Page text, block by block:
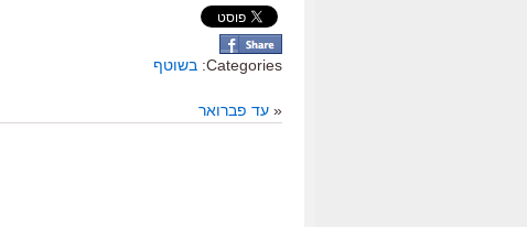
Categories: בשוטף
« עד פברואר